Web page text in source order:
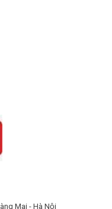
Mai - Hà Nội